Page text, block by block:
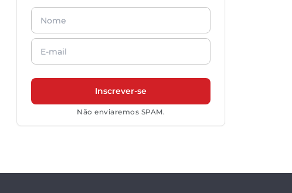
Não enviaremos SPAM.